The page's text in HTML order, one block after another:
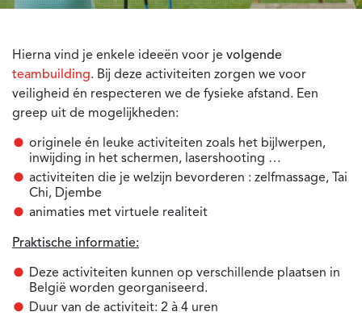
Hierna vind je enkele ideeën voor je volgende
teambuilding. Bij deze activiteiten zorgen we voor
veiligheid én respecteren we de fysieke afstand. Een
greep uit de mogelijkheden:
originele én leuke activiteiten zoals het bijlwerpen,
inwijding in het schermen, lasershooting …
activiteiten die je welzijn bevorderen : zelfmassage, Tai
Chi, Djembe
animaties met virtuele realiteit
Praktische informatie:
Deze activiteiten kunnen op verschillende plaatsen in
België worden georganiseerd.
Duur van de activiteit: 2 à 4 uren